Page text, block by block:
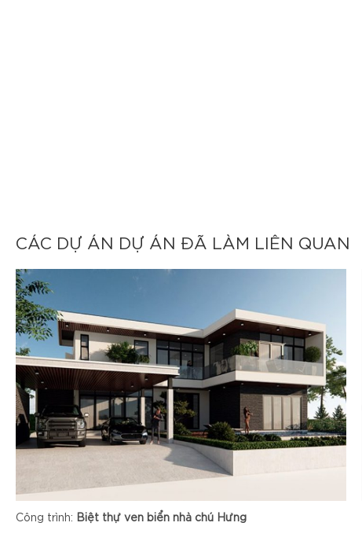
CÁC DỰ ÁN DỰ ÁN ĐÃ LÀM LIÊN QUAN
Công trình: Biệt thự ven biển nhà chú Hưng